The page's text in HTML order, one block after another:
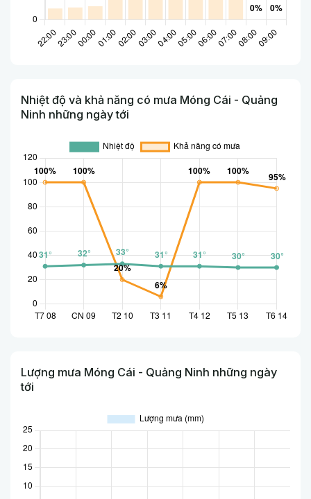
Nhiệt độ và khả năng có mưa Móng Cái - Quảng
Ninh những ngày tới
Lượng mưa Móng Cái - Quảng Ninh những ngày
tới